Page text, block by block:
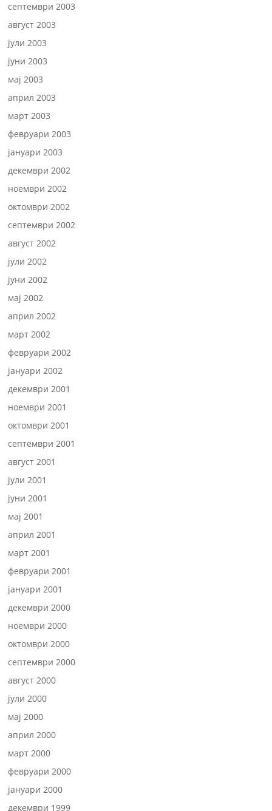
септември 2003
август 2003
јули 2003
јуни 2003
мај 2003
април 2003
март 2003
февруари 2003
јануари 2003
декември 2002
ноември 2002
октомври 2002
септември 2002
август 2002
јули 2002
јуни 2002
мај 2002
април 2002
март 2002
февруари 2002
јануари 2002
декември 2001
ноември 2001
октомври 2001
септември 2001
август 2001
јули 2001
јуни 2001
мај 2001
април 2001
март 2001
февруари 2001
јануари 2001
декември 2000
ноември 2000
октомври 2000
септември 2000
август 2000
јули 2000
мај 2000
април 2000
март 2000
февруари 2000
јануари 2000
декември 1999